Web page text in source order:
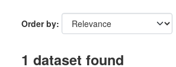
Order by
1 dataset found